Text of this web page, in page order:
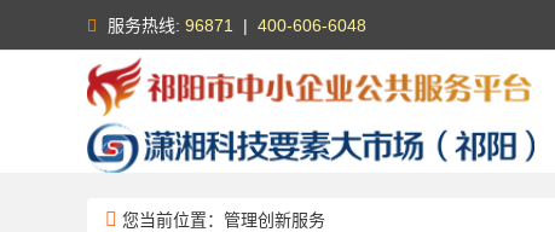
服务热线: 96871 | 400-606-6048
您当前位置：管理创新服务